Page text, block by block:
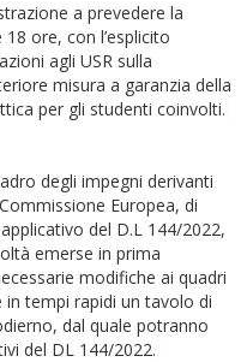
a prevedere la
ore, con l’esplicito
agli USR sulla
misura a garanzia della
per gli studenti coinvolti.
degli impegni derivanti
Europea, di
del D.L 144/2022,
emerse in prima
modifiche ai quadri
in tempi rapidi un tavolo di
dal quale potranno
del DL 144/2022.